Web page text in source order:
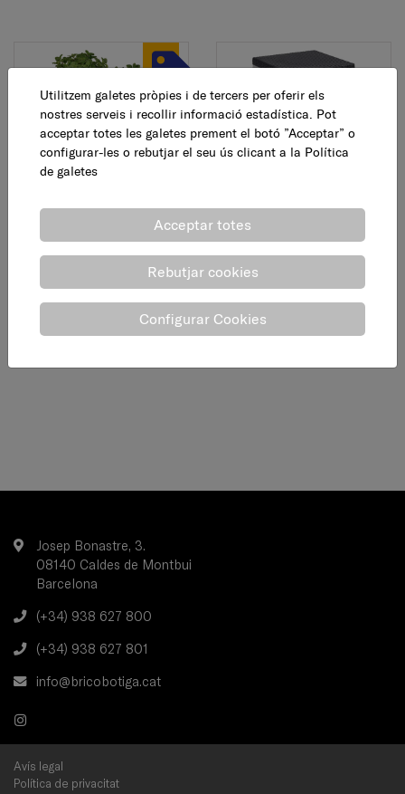
Test apilable Ivy, triple
AFEGEIX
66,00 €
Josep Bonastre, 3.
08140 Caldes de Montbui
Barcelona
(+34) 938 627 800
(+34) 938 627 801
info@bricobotiga.cat
Avís legal
Política de privacitat
Utilitzem galetes pròpies i de tercers per oferir els
nostres serveis i recollir informació estadística. Pot
acceptar totes les galetes prement el botó ”Acceptar” o
configurar-les o rebutjar el seu ús clicant a la Política
de galetes
Acceptar totes
Rebutjar cookies
Configurar Cookies